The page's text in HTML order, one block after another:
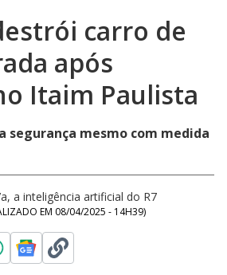
carro de
após
Itaim Paulista
segurança mesmo com medida
a inteligência artificial do R7
EM 08/04/2025 - 14H39)